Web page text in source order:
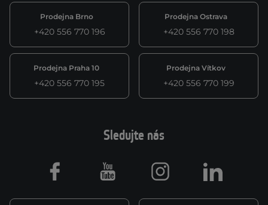
Prodejna Brno
+420 556 770 196
Prodejna Ostrava
+420 556 770 198
Prodejna Praha 10
+420 556 770 195
Prodejna Vítkov
+420 556 770 199
Sledujte nás
Facebook Youtube Instagram LinkedIn